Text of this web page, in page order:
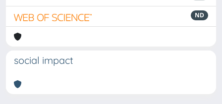
ND
social impact